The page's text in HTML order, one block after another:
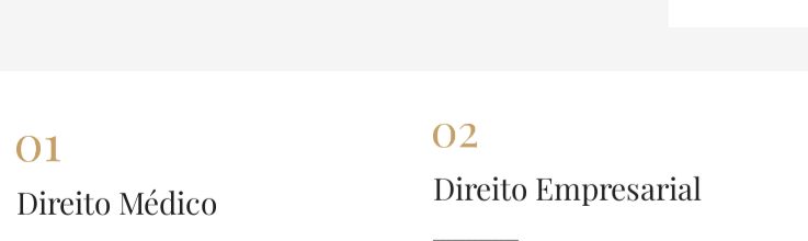
Direito Médico
Direito Médico Direito Empresarial
Direito Empresarial